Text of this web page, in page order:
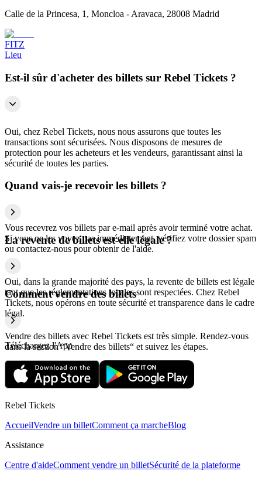
Calle de la Princesa, 1, Moncloa - Aravaca, 28008 Madrid
FITZ
Lieu
Est-il sûr d'acheter des billets sur Rebel Tickets ?
Oui, chez Rebel Tickets, nous nous assurons que toutes les
transactions sont sécurisées. Nous disposons de mesures de
protection pour les acheteurs et les vendeurs, garantissant ainsi la
sécurité de toutes les parties.
Quand vais-je recevoir les billets ?
Vous recevrez vos billets par e-mail après avoir terminé votre achat.
Si vous ne les voyez pas immédiatement, vérifiez votre dossier spam
ou contactez-nous pour obtenir de l'aide.
La revente de billets est-elle légale ?
Oui, dans la grande majorité des pays, la revente de billets est légale
tant que les réglementations locales sont respectées. Chez Rebel
Tickets, nous opérons en toute sécurité et transparence dans le cadre
légal.
Comment vendre des billets
Vendre des billets avec Rebel Tickets est très simple. Rendez-vous
dans la section “Vendre des billets“ et suivez les étapes.
Téléchargez l'App
Rebel Tickets
AccueilVendre un billetComment ça marcheBlog
Assistance
Centre d'aideComment vendre un billetSécurité de la plateforme